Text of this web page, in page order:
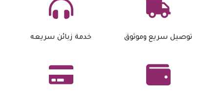
توصيل سريع وموثوق خدمة زبائن سريعه